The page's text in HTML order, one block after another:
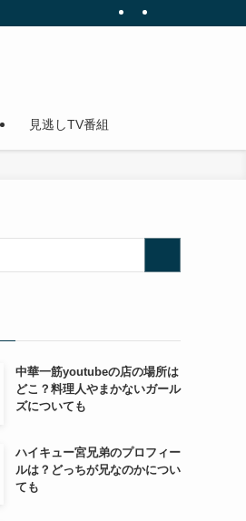
見逃しTV番組
中華一筋youtubeの店の場所は
どこ？料理人やまかないガール
ズについても
ハイキュー宮兄弟のプロフィー
ルは？どっちが兄なのかについ
ても